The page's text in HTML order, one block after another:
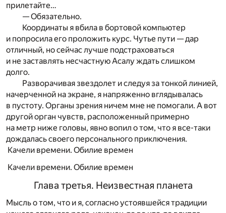
прилетайте…
— Обязательно.
Координаты я вбила в бортовой компьютер
и попросила его проложить курс. Чутье пути — дар
отличный, но сейчас лучше подстраховаться
и не заставлять несчастную Асалу ждать слишком
долго.
Разворачивая звездолет и следуя за тонкой линией,
начерченной на экране, я напряженно вглядывалась
в пустоту. Органы зрения ничем мне не помогали. А вот
другой орган чувств, расположенный примерно
на метр ниже головы, явно вопил о том, что я все-таки
дождалась своего персонального приключения.
Качели времени. Обилие времен
Качели времени. Обилие времен
Глава третья. Неизвестная планета
Мысль о том, что и я, согласно устоявшейся традиции